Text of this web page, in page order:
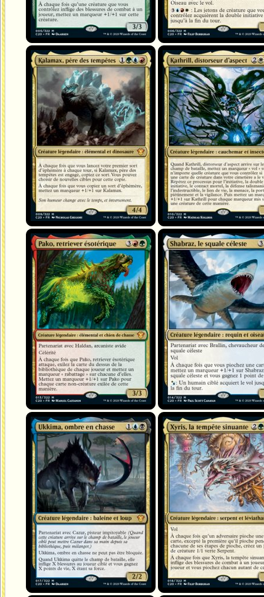
Kalamax, père des tempêtes Kathrill, distorseur d'aspect
Pako, retriever ésotérique Shabraz, le squale céleste
Ukkima, ombre en chasse Xyris, la tempête sinuante